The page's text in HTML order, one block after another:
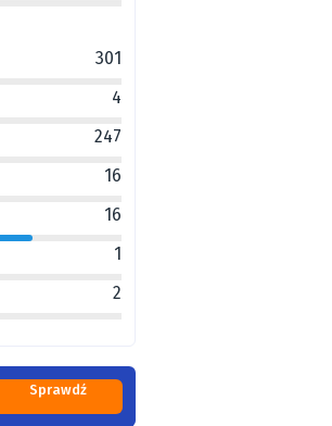
301
4
247
16
16
1
2
Sprawdź